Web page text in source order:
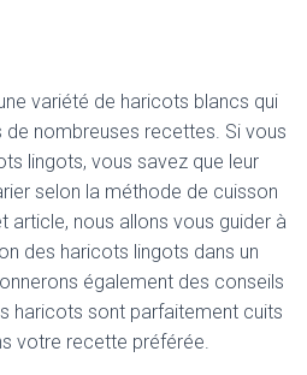
variété de haricots blancs qui
nombreuses recettes. Si vous
lingots, vous savez que leur
selon la méthode de cuisson
article, nous allons vous guider à
des haricots lingots dans un
également des conseils
haricots sont parfaitement cuits
votre recette préférée.